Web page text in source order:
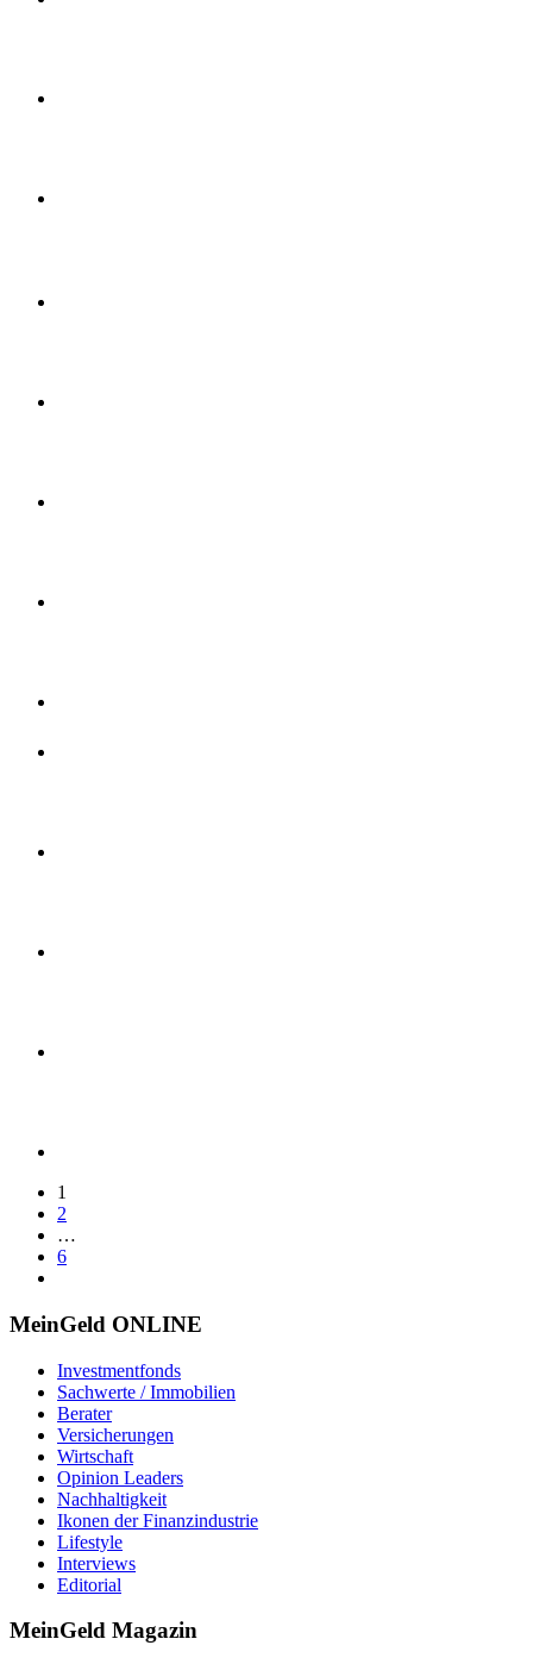
1
2
…
6
MeinGeld ONLINE
Investmentfonds
Sachwerte / Immobilien
Berater
Versicherungen
Wirtschaft
Opinion Leaders
Nachhaltigkeit
Ikonen der Finanzindustrie
Lifestyle
Interviews
Editorial
MeinGeld Magazin